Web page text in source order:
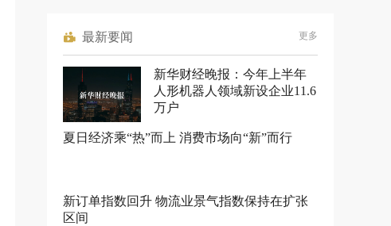
最新要闻 更多
新华财经晚报：今年上半年
人形机器人领域新设企业11.6
万户
夏日经济乘“热”而上 消费市场向“新”而行
新订单指数回升 物流业景气指数保持在扩张
区间